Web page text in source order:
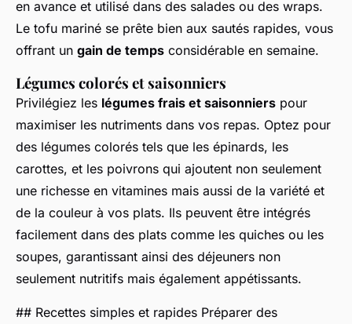
en avance et utilisé dans des salades ou des wraps.
Le tofu mariné se prête bien aux sautés rapides, vous
offrant un gain de temps considérable en semaine.
Légumes colorés et saisonniers
Privilégiez les légumes frais et saisonniers pour
maximiser les nutriments dans vos repas. Optez pour
des légumes colorés tels que les épinards, les
carottes, et les poivrons qui ajoutent non seulement
une richesse en vitamines mais aussi de la variété et
de la couleur à vos plats. Ils peuvent être intégrés
facilement dans des plats comme les quiches ou les
soupes, garantissant ainsi des déjeuners non
seulement nutritifs mais également appétissants.
## Recettes simples et rapides Préparer des